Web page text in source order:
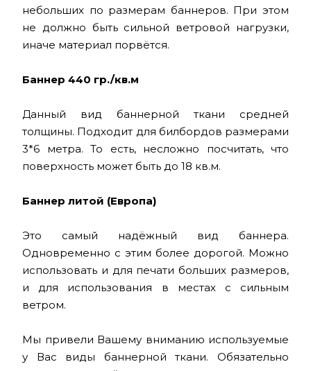
небольших по размерам баннеров. При этом
не должно быть сильной ветровой нагрузки,
иначе материал порвётся.
Баннер 440 гр./кв.м
Данный вид баннерной ткани средней
толщины. Подходит для билбордов размерами
3*6 метра. То есть, несложно посчитать, что
поверхность может быть до 18 кв.м.
Баннер литой (Европа)
Это самый надёжный вид баннера.
Одновременно с этим более дорогой. Можно
использовать и для печати больших размеров,
и для использования в местах с сильным
ветром.
Мы привели Вашему вниманию используемые
у Вас виды баннерной ткани. Обязательно